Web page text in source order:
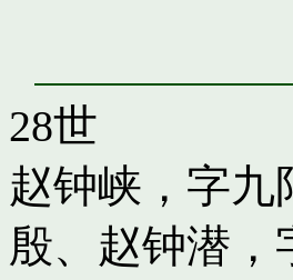
28世
赵钟峡，字九
殷、 赵钟潜，